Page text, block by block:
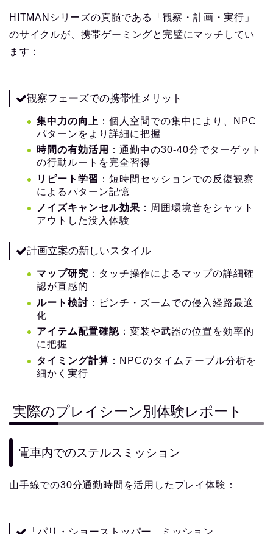
HITMANシリーズの真髄である「観察・計画・実行」
のサイクルが、携帯ゲーミングと完璧にマッチしてい
ます：
観察フェーズでの携帯性メリット
集中力の向上 ：個人空間での集中により、NPC
パターンをより詳細に把握
時間の有効活用
：通勤中の30-40分でターゲット
の行動ルートを完全習得
リピート学習 ：短時間セッションでの反復観察
によるパターン記憶
ノイズキャンセル効果 ：周囲環境音をシャット
アウトした没入体験
計画立案の新しいスタイル
マップ研究 ：タッチ操作によるマップの詳細確
認が直感的
ルート検討 ：ピンチ・ズームでの侵入経路最適
化
アイテム配置確認 ：変装や武器の位置を効率的
に把握
タイミング計算 ：NPCのタイムテーブル分析を
細かく実行
実際のプレイシーン別体験レポート
電車内でのステルスミッション
山手線での30分通勤時間を活用したプレイ体験：